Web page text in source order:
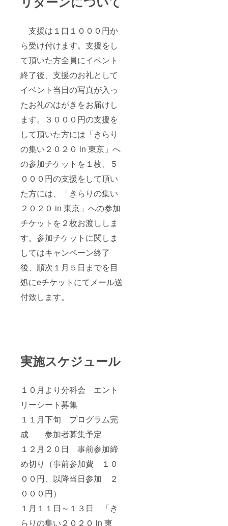
支援は１口１０００円か
ら受け付けます。支援をし
て頂いた方全員にイベント
終了後、支援のお礼として
イベント当日の写真が入っ
たお礼のはがきをお届けし
ます。３０００円の支援を
して頂いた方には「きらり
の集い２０２０ in 東京」へ
の参加チケットを１枚、５
０００円の支援をして頂い
た方には、「きらりの集い
２０２０ in 東京」への参加
チケットを２枚お渡ししま
す。参加チケットに関しま
してはキャンペーン終了
後、順次１月５日までを目
処にeチケットにてメール送
付致します。
実施スケジュール
１０月より分科会 エント
リーシート募集
１１月下旬 プログラム完
成 参加者募集予定
１２月２０日 事前参加締
め切り（事前参加費 １０
００円、以降当日参加 ２
０００円）
１月１１日～１３日 「き
らりの集い２０２０ in 東